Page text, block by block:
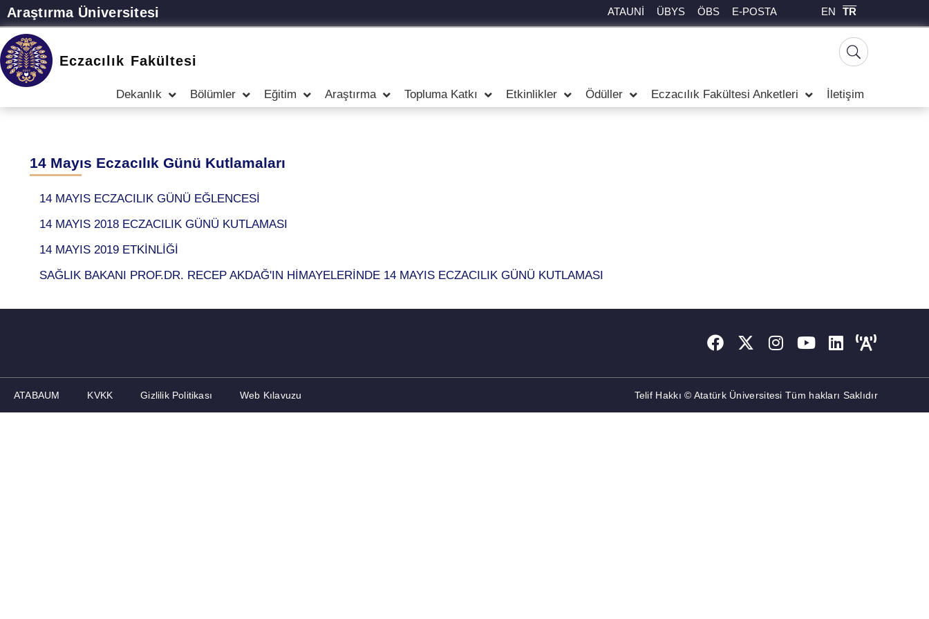
Araştırma Üniversitesi ATAUNİ ÜBYS ÖBS E-POSTA EN TR
Eczacılık Fakültesi
Dekanlık Bölümler Eğitim Araştırma Topluma Katkı Etkinlikler Ödüller Eczacılık Fakültesi Anketleri İletişim
14 Mayıs Eczacılık Günü Kutlamaları
14 MAYIS ECZACILIK GÜNÜ EĞLENCESİ
14 MAYIS 2018 ECZACILIK GÜNÜ KUTLAMASI
14 MAYIS 2019 ETKİNLİĞİ
SAĞLIK BAKANI PROF.DR. RECEP AKDAĞ'IN HİMAYELERİNDE 14 MAYIS ECZACILIK GÜNÜ KUTLAMASI
ATABAUM KVKK Gizlilik Politikası Web Kılavuzu Telif Hakkı © Atatürk Üniversitesi Tüm hakları Saklıdır